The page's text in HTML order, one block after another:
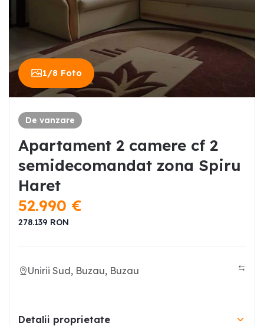
1/8 Foto
De vanzare
Apartament 2 camere cf 2
semidecomandat zona Spiru
Haret
52.990 €
278.139 RON
Unirii Sud, Buzau, Buzau
Detalii proprietate